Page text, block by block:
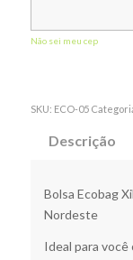
Não sei meu cep
SKU: ECO-05
Descrição
Bolsa Ecobag
Nordeste
Ideal para